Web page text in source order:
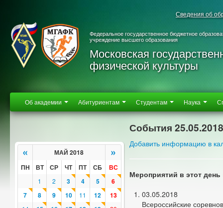
Сведения об
Федеральное государственное бюджетное
учреждение высшего образования
Московская
физической культуры
Об академии Абитуриентам Студентам Наука
« МАЙ 2018 »
ПН ВТ СР ЧТ ПТ СБ ВС
1 2 3 4 5
6
7
8 9 10 11 12 13
События 25.05.2018
Добавить информацию в
Мероприятий в этот день
03.05.2018
Всероссийские